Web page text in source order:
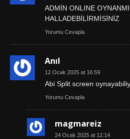
ADMİN ONLINE
HALLADEBİLİRMİSİNİZ
Yorumu Cevapla
Anıl
12 Ocak 2025 at 16:59
Abi Split screen
Yorumu Cevapla
magmareiz
24 Ocak 2025 at 12:14